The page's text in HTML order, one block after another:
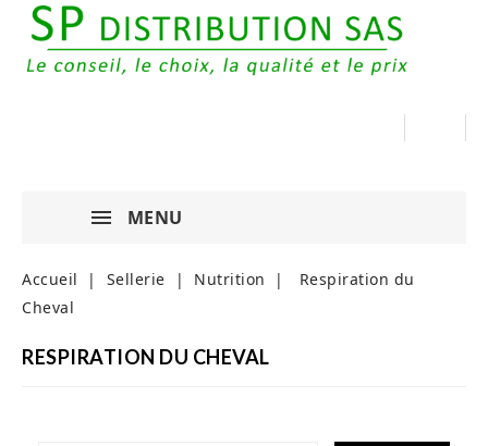
MENU
Accueil Sellerie Nutrition
Respiration du
Cheval
RESPIRATION DU CHEVAL